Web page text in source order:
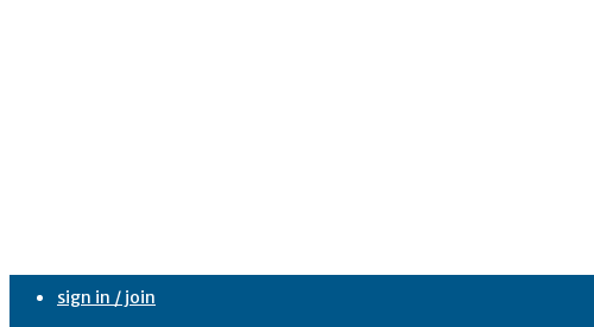
sign in / join